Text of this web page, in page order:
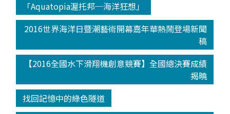
「Aquatopia渥托邦─海洋狂想」
2016世界海洋日暨潮藝術開幕嘉年華熱鬧登場新聞
稿
【2016全國水下滑翔機創意競賽】全國總決賽成績
揭曉
找回記憶中的綠色隧道